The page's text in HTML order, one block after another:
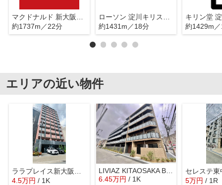
約1737m／22分
約1431m／18分
約1429m
エリアの近い物件
4.5万円 / 1K
LIVIAZ KITAOSAKA BREZZA
6.45万円 / 1K
セレステ東
5万円 / 1R